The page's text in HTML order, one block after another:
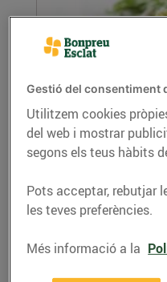
Recepta de timbal
espaguetis
Recepta de timbal
vegetals, ingredients
LLEGIR MÉS
Gestió del consentiment
Utilitzem cookies
del web i mostrar
segons els teus hàbits
Pots acceptar, rebutjar
les teves preferències.
Més informació a la